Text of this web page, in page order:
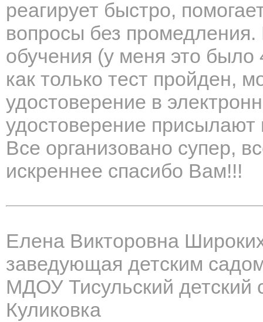
реагирует быстро,
вопросы без
обучения (у меня это было
как только тест пройден,
удостоверение в
удостоверение присылают
Все организовано супер,
искреннее спасибо Вам!!!
Елена Викторовна
заведующая детским
МДОУ Тисульский
Куликовка